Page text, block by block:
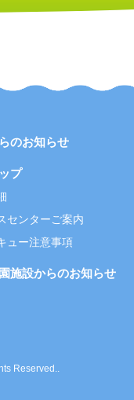
のお知らせ
プ
センターご案内
ュー注意事項
施設からのお知らせ
Reserved..